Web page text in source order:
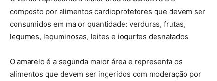
composto por alimentos cardioprotetores que devem ser
consumidos em maior quantidade: verduras, frutas,
legumes, leguminosas, leites e iogurtes desnatados
O amarelo é a segunda maior área e representa os
alimentos que devem ser ingeridos com moderação por